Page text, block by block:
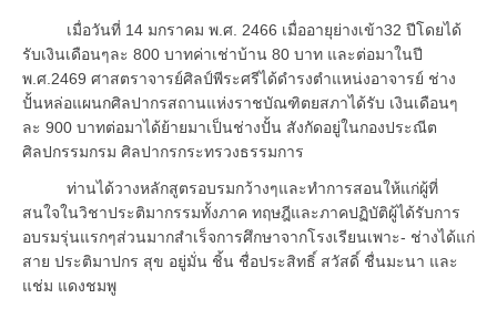
เมื่อวันที่ 14 มกราคม พ.ศ. 2466 เมื่ออายุย่างเข้า32 ปีโดยได้
รับเงินเดือนๆละ 800 บาทค่าเช่าบ้าน 80 บาท และต่อมาในปี
พ.ศ.2469 ศาสตราจารย์ศิลป์พีระศรีได้ดำรงตำแหน่งอาจารย์ ช่าง
ปั้นหล่อแผนกศิลปากรสถานแห่งราชบัณฑิตยสภาได้รับ เงินเดือนๆ
ละ 900 บาทต่อมาได้ย้ายมาเป็นช่างปั้น สังกัดอยู่ในกองประณีต
ศิลปกรรมกรม ศิลปากรกระทรวงธรรมการ
ท่านได้วางหลักสูตรอบรมกว้างๆและทำการสอนให้แก่ผู้ที่
สนใจในวิชาประติมากรรมทั้งภาค ทฤษฎีและภาคปฏิบัติผู้ได้รับการ
อบรมรุ่นแรกๆส่วนมากสำเร็จการศึกษาจากโรงเรียนเพาะ- ช่างได้แก่
สาย ประติมาปกร สุข อยู่มั่น ชิ้น ชื่อประสิทธิ์ สวัสดิ์ ชื่นมะนา และ
แช่ม แดงชมพู